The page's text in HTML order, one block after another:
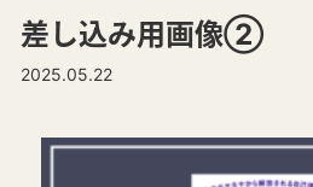
差し込み用画像②
2025.05.22